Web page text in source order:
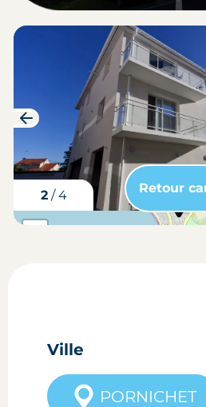
3/4
carte situation du bien
Retour
Ville
PORNICHET